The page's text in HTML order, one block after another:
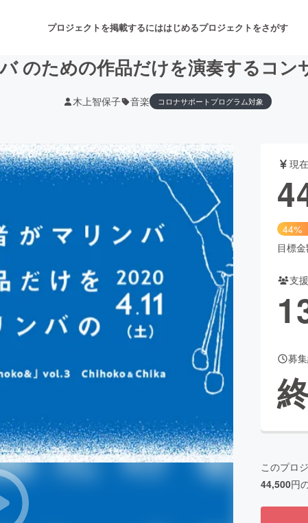
プロジェクトを掲載するにははじめるプロジェクトをさがす
音楽 舞台・パフォーマンス
フード・飲食店
書籍・雑誌出版 アニメ・漫画
チャレンジ ビューティー・ヘル
CAMPFIRE Creation
CAMPFIREふるさと納税
machi-ya コミュニティ
のための作品だけを演奏するコン
木上智保子 音楽 コロナサポートプログラム対象
現
44%
目標
支
募
このプロ
44,500円